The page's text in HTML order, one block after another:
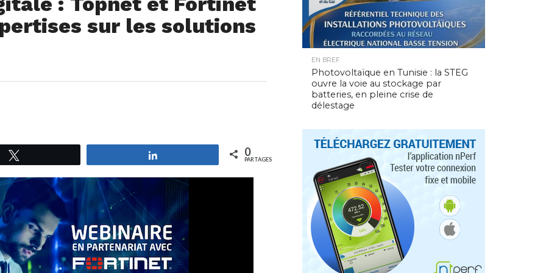
sur les solutions
0
PARTAGES
EN BREF
Photovoltaïque en Tunisie : la STEG
ouvre la voie au stockage par
batteries, en pleine crise de
délestage